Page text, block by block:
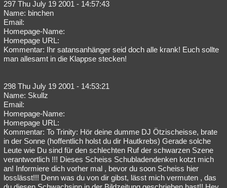
297 Thu July 19 2001 - 14:57:43
Name: binchen
Email:
Homepage-Name:
Homepage URL:
Kommentar: Ihr satansanhänger seid doch alle krank! Euch sollte
man allesamt in die Klappse stecken!
298 Thu July 19 2001 - 14:53:21
Name: Skullz
Email:
Homepage-Name:
Homepage URL:
Kommentar: To Trinity: Hör deine dumme DJ Ötzischeisse, brate
in der Sonne (hoffentlich holst du dir Hautkrebs) Gerade solche
Leute wie Du sind für den schlechten Ruf der schwarzen Szene
verantwortlich !!! Dieses Scheiss Schubladendenken kotzt mich
an! Informiere dich vorher mal , bevor du soon Scheiss hier
losslässt!!! Denn was du von dir gibst, lässt mich vermuten , das